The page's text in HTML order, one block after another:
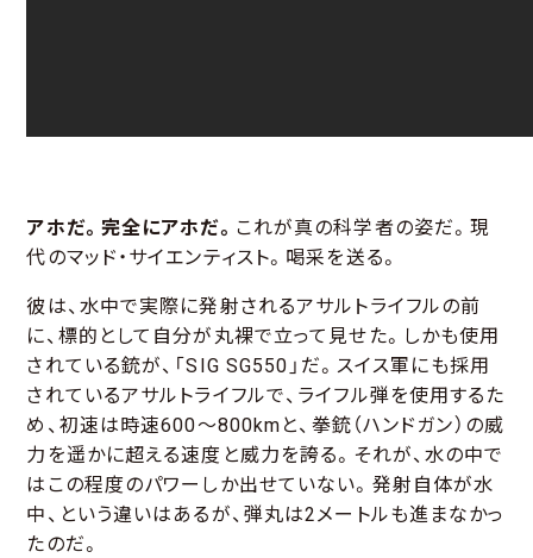
アホだ。完全にアホだ。 これが真の科学者の姿だ。現
代のマッド・サイエンティスト。喝采を送る。
彼は、水中で実際に発射されるアサルトライフルの前
に、標的として自分が丸裸で立って見せた。しかも使用
されている銃が、「SIG SG550」だ。スイス軍にも採用
されているアサルトライフルで、ライフル弾を使用するた
め、初速は時速600～800kmと、拳銃（ハンドガン）の威
力を遥かに超える速度と威力を誇る。それが、水の中で
はこの程度のパワーしか出せていない。発射自体が水
中、という違いはあるが、弾丸は2メートルも進まなかっ
たのだ。